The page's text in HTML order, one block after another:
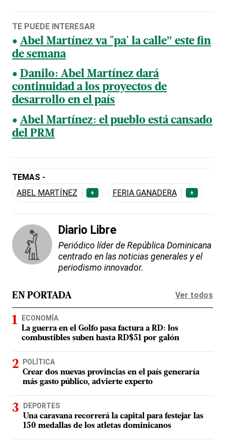
TE PUEDE INTERESAR
Abel Martínez va "pa' la calle” este fin
de semana
Danilo: Abel Martínez dará
continuidad a los proyectos de
desarrollo en el país
Abel Martínez: el pueblo está cansado
del PRM
TEMAS -
ABEL MARTÍNEZ
+ FERIA GANADERA +
Diario Libre
Periódico líder de República Dominicana
centrado en las noticias generales y el
periodismo innovador.
EN PORTADA Ver todos
ECONOMÍA
La guerra en el Golfo pasa factura a RD: los
combustibles suben hasta RD$51 por galón
POLÍTICA
Crear dos nuevas provincias en el país generaría
más gasto público, advierte experto
DEPORTES
Una caravana recorrerá la capital para festejar las
150 medallas de los atletas dominicanos